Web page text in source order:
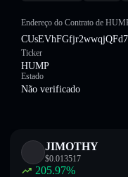
Endereço do Contrato de
Ticker
HUMP
Estado
Não verificado
JIMOTHY
$0.013517
205.97%